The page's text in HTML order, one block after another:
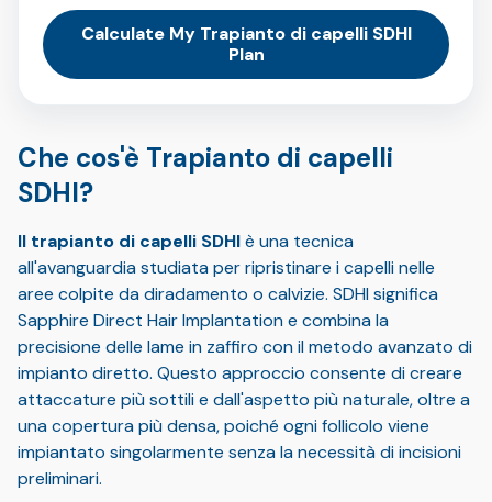
Calculate My Trapianto di capelli SDHI
Plan
Che cos'è Trapianto di capelli
SDHI?
Il trapianto di capelli SDHIè una tecnica
all'avanguardia studiata per ripristinare i capelli nelle
aree colpite da diradamento o calvizie. SDHI significa
Sapphire Direct Hair Implantatione combina la
precisione delle lame in zaffiro con il metodo avanzato di
impianto diretto. Questo approccio consente di creare
attaccature più sottili e dall'aspetto più naturale, oltre a
una copertura più densa, poiché ogni follicolo viene
impiantato singolarmente senza la necessità di incisioni
preliminari.